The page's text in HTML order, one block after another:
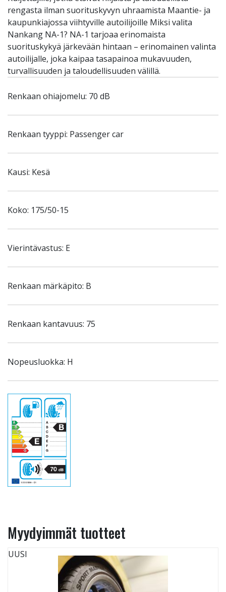
rengasta ilman suorituskyvyn uhraamista Maantie- ja
kaupunkiajossa viihtyville autoilijoille Miksi valita
Nankang NA-1? NA-1 tarjoaa erinomaista
suorituskykyä järkevään hintaan – erinomainen valinta
autoilijalle, joka kaipaa tasapainoa mukavuuden,
turvallisuuden ja taloudellisuuden välillä.
Renkaan ohiajomelu: 70 dB
Renkaan tyyppi: Passenger car
Kausi: Kesä
Koko: 175/50-15
Vierintävastus: E
Renkaan märkäpito: B
Renkaan kantavuus: 75
Nopeusluokka: H
Myydyimmät tuotteet
UUSI